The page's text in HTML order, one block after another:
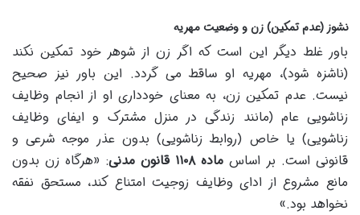
نشوز (عدم تمکین) زن و وضعیت مهریه
باور غلط دیگر این است که اگر زن از شوهر خود تمکین نکند
(ناشزه شود)، مهریه او ساقط می گردد. این باور نیز صحیح
نیست. عدم تمکین زن، به معنای خودداری او از انجام وظایف
زناشویی عام (مانند زندگی در منزل مشترک و ایفای وظایف
زناشویی) یا خاص (روابط زناشویی) بدون عذر موجه شرعی و
قانونی است. بر اساس ماده ۱۱۰۸ قانون مدنی
: «هرگاه زن بدون
مانع مشروع از ادای وظایف زوجیت امتناع کند، مستحق نفقه
نخواهد بود.»